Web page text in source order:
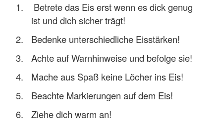
Betrete das Eis erst wenn es dick genug
ist und dich sicher trägt!
Bedenke unterschiedliche Eisstärken!
Achte auf Warnhinweise und befolge sie!
Mache aus Spaß keine Löcher ins Eis!
Beachte Markierungen auf dem Eis!
Ziehe dich warm an!